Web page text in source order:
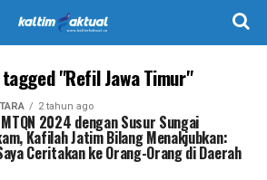
"Refil Jawa Timur"
2 tahun ago
2024 dengan Susur Sungai
Kafilah Jatim Bilang Menakjubkan:
Ceritakan ke Orang-Orang di Daerah